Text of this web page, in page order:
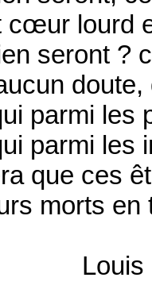
lourd et
?
doute,
les
les
ces
morts en
Louis